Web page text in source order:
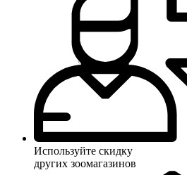
Используйте скидку
других зоомагазинов